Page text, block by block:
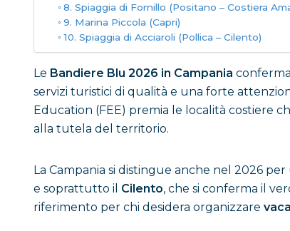
8. Spiaggia di Fornillo (Positano – Costiera
9. Marina Piccola (Capri)
10. Spiaggia di Acciaroli (Pollica – Cilento)
Le Bandiere Blu 2026 in Campania
servizi turistici di qualità e una forte
Education (FEE) premia le località costiere
alla tutela del territorio.
La Campania si distingue anche nel 2026
e soprattutto il Cilento, che si conferma il
riferimento per chi desidera organizzare